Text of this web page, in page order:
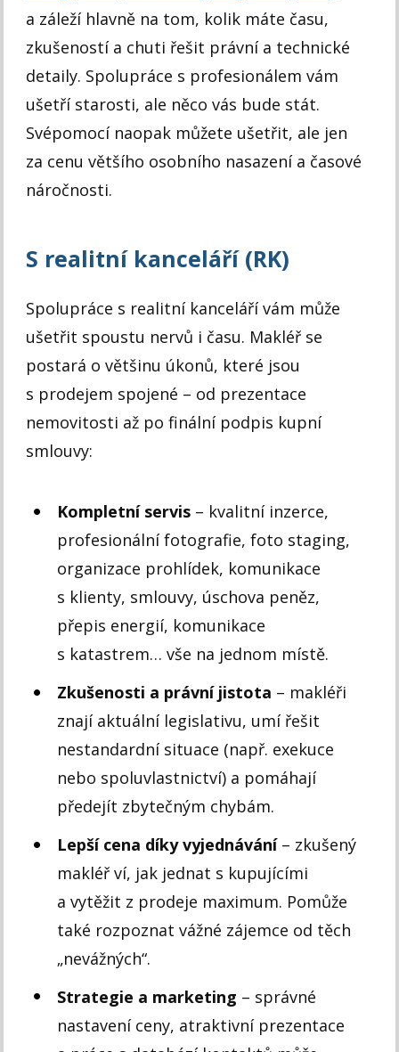
a záleží hlavně na tom, kolik máte času,
zkušeností a chuti řešit právní a technické
detaily. Spolupráce s profesionálem vám
ušetří starosti, ale něco vás bude stát.
Svépomocí naopak můžete ušetřit, ale jen
za cenu většího osobního nasazení a časové
náročnosti.
S realitní kanceláří (RK)
Spolupráce s realitní kanceláří vám může
ušetřit spoustu nervů i času. Makléř se
postará o většinu úkonů, které jsou
s prodejem spojené – od prezentace
nemovitosti až po finální podpis kupní
smlouvy:
Kompletní servis – kvalitní inzerce,
profesionální fotografie, foto staging,
organizace prohlídek, komunikace
s klienty, smlouvy, úschova peněz,
přepis energií, komunikace
s katastrem… vše na jednom místě.
Zkušenosti a právní jistota – makléři
znají aktuální legislativu, umí řešit
nestandardní situace (např. exekuce
nebo spoluvlastnictví) a pomáhají
předejít zbytečným chybám.
Lepší cena díky vyjednávání– zkušený
makléř ví, jak jednat s kupujícími
a vytěžit z prodeje maximum. Pomůže
také rozpoznat vážné zájemce od těch
„nevážných“.
Strategie a marketing – správné
nastavení ceny, atraktivní prezentace